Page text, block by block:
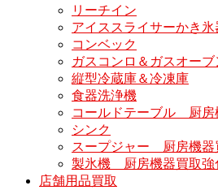
リーチイン
アイススライサーかき氷
コンベック
ガスコンロ＆ガスオー
縦型冷蔵庫＆冷凍庫
食器洗浄機
コールドテーブル 厨房
シンク
スープジャー 厨房機器
製氷機 厨房機器買取強
店舗用品買取